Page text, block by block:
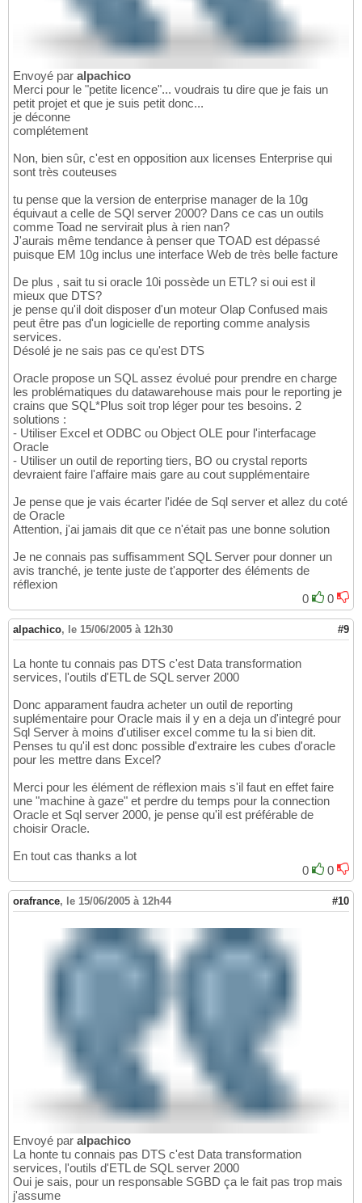
Envoyé par alpachico
Merci pour le "petite licence"... voudrais tu dire que je fais un
petit projet et que je suis petit donc...
je déconne
complétement
Non, bien sûr, c'est en opposition aux licenses Enterprise qui
sont très couteuses
tu pense que la version de enterprise manager de la 10g
équivaut a celle de SQl server 2000? Dans ce cas un outils
comme Toad ne servirait plus à rien nan?
J'aurais même tendance à penser que TOAD est dépassé
puisque EM 10g inclus une interface Web de très belle facture
De plus , sait tu si oracle 10i possède un ETL? si oui est il
mieux que DTS?
je pense qu'il doit disposer d'un moteur Olap Confused mais
peut être pas d'un logicielle de reporting comme analysis
services.
Désolé je ne sais pas ce qu'est DTS
Oracle propose un SQL assez évolué pour prendre en charge
les problématiques du datawarehouse mais pour le reporting je
crains que SQL*Plus soit trop léger pour tes besoins. 2
solutions :
- Utiliser Excel et ODBC ou Object OLE pour l'interfacage
Oracle
- Utiliser un outil de reporting tiers, BO ou crystal reports
devraient faire l'affaire mais gare au cout supplémentaire
Je pense que je vais écarter l'idée de Sql server et allez du coté
de Oracle
Attention, j'ai jamais dit que ce n'était pas une bonne solution
Je ne connais pas suffisamment SQL Server pour donner un
avis tranché, je tente juste de t'apporter des éléments de
réflexion
0
0
alpachico, le 15/06/2005 à 12h30 #9
La honte tu connais pas DTS c'est Data transformation
services, l'outils d'ETL de SQL server 2000
Donc apparament faudra acheter un outil de reporting
suplémentaire pour Oracle mais il y en a deja un d'integré pour
Sql Server à moins d'utiliser excel comme tu la si bien dit.
Penses tu qu'il est donc possible d'extraire les cubes d'oracle
pour les mettre dans Excel?
Merci pour les élément de réflexion mais s'il faut en effet faire
une "machine à gaze" et perdre du temps pour la connection
Oracle et Sql server 2000, je pense qu'il est préférable de
choisir Oracle.
En tout cas thanks a lot
0
0
orafrance, le 15/06/2005 à 12h44 #10
Envoyé par alpachico
La honte tu connais pas DTS c'est Data transformation
services, l'outils d'ETL de SQL server 2000
Oui je sais, pour un responsable SGBD ça le fait pas trop mais
j'assume